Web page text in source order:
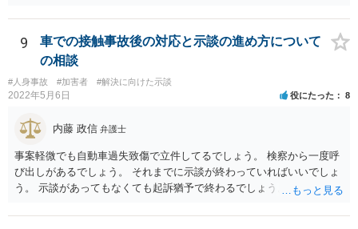
りが考えられますので、そのあたりは念のために考慮に入れた方がよ
いように思いますが、争点が複雑な事案でない場合には、多くの場
合、交渉を経て示談で終了するので、裁判にまで発展しないのが通常
9
車での接触事故後の対応と示談の進め方について
の相談
#人身事故 #加害者 #解決に向けた示談
2022年5月6日 役にたった 8
内藤 政信 弁護士
事案軽微でも自動車過失致傷で立件してるでしょう。 検察から一度呼
び出しがあるでしょう。 それまでに示談が終わっていればいいでしょ
う。 示談があってもなくても起訴猶予で終わるでしょう。